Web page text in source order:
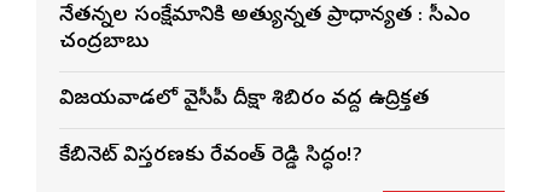
నేతన్నల సంక్షేమానికి అత్యున్నత ప్రాధాన్యత : సీఎం
చంద్రబాబు
విజయవాడలో వైసీపీ దీక్షా శిబిరం వద్ద ఉద్రిక్తత
కేబినెట్ విస్తరణకు రేవంత్ రెడ్డి సిద్ధం!?